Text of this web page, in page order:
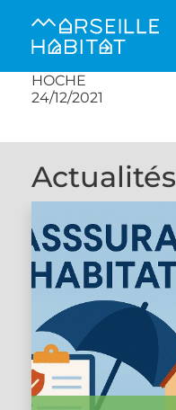
HOCHE
24/12/2021
Actualités